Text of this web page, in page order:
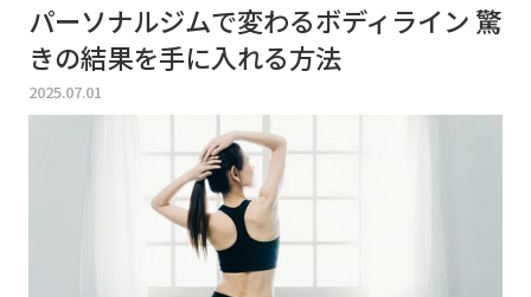
パーソナルジムで変わるボディライン 驚
きの結果を手に入れる方法
2025.07.01